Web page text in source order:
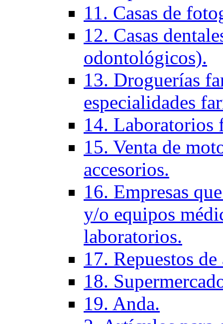
11. Casas de
12. Casas
odontológicos).
13. Droguerías
especialidades
14. Laboratorios
15. Venta de
accesorios.
16. Empresas
y/o equipos
laboratorios.
17. Repuestos
18.
19. Anda.